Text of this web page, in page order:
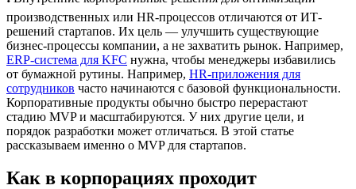
производственных или HR-процессов отличаются от ИТ-
решений стартапов. Их цель — улучшить существующие
бизнес-процессы компании, а не захватить рынок. Например,
ERP-система для KFC нужна, чтобы менеджеры избавились
от бумажной рутины. Например, HR-приложения для
сотрудников часто начинаются с базовой функциональности.
Корпоративные продукты обычно быстро перерастают
стадию MVP и масштабируются. У них другие цели, и
порядок разработки может отличаться. В этой статье
рассказываем именно о MVP для стартапов.
Как в корпорациях проходит